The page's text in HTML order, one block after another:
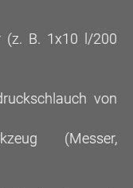
(z. B. 1x10 l/200
von
(Messer,